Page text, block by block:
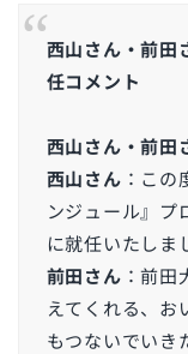
西山さん・前田
任コメント
西山さん・前田
西山さん ：こ
ンジュール』プ
に就任いたしま
前田さん ：前
えてくれる、お
もつないでいき